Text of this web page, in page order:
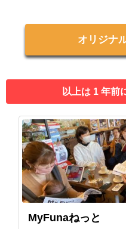
オリジナ
以上は 1 年前
MyFunaねっと